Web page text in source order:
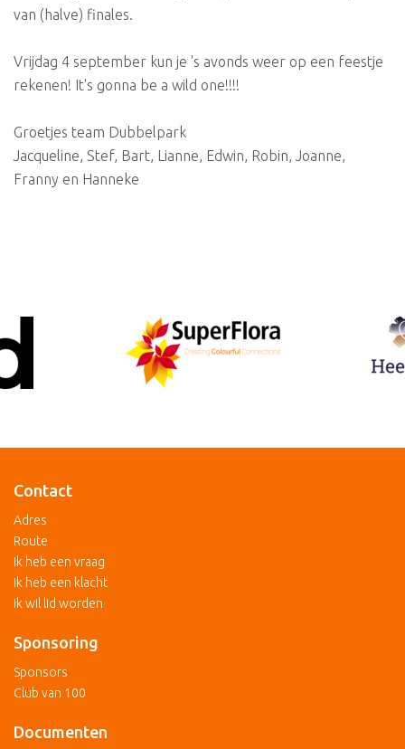
van (halve) finales.
Vrijdag 4 september kun je 's avonds weer op een feestje
rekenen! It's gonna be a wild one!!!!
Groetjes team Dubbelpark
Jacqueline, Stef, Bart, Lianne, Edwin, Robin, Joanne,
Franny en Hanneke
Contact
Adres
Route
Ik heb een vraag
Ik heb een klacht
Ik wil lid worden
Sponsoring
Sponsors
Club van 100
Documenten